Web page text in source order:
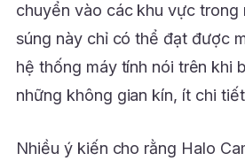
chuyển vào các khu vực trong
súng này chỉ có thể đạt được
hệ thống máy tính nói trên khi
những không gian kín, ít chi
Nhiều ý kiến cho rằng Halo